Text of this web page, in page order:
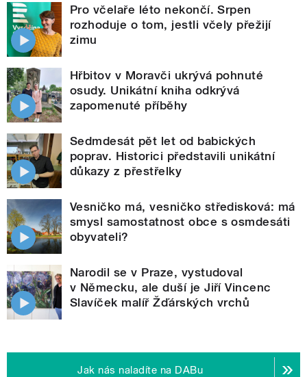
Pro včelaře léto nekončí. Srpen
rozhoduje o tom, jestli včely přežijí
zimu
Hřbitov v Moravči ukrývá pohnuté
osudy. Unikátní kniha odkrývá
zapomenuté příběhy
Sedmdesát pět let od babických
poprav. Historici představili unikátní
důkazy z přestřelky
Vesničko má, vesničko středisková: má
smysl samostatnost obce s osmdesáti
obyvateli?
Narodil se v Praze, vystudoval
v Německu, ale duší je Jiří Vincenc
Slavíček malíř Žďárských vrchů
Jak nás naladíte na DABu